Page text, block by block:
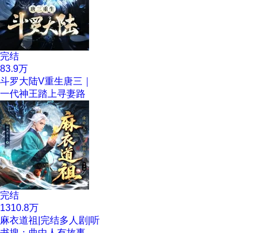
完结
83.9万
斗罗大陆V重生唐三｜
一代神王踏上寻妻路
完结
1310.8万
麻衣道祖|完结多人剧|听